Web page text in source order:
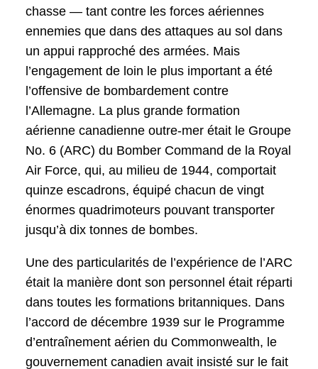
chasse — tant contre les forces aériennes
ennemies que dans des attaques au sol dans
un appui rapproché des armées. Mais
l’engagement de loin le plus important a été
l’offensive de bombardement contre
l’Allemagne. La plus grande formation
aérienne canadienne outre-mer était le Groupe
No. 6 (ARC) du Bomber Command de la Royal
Air Force, qui, au milieu de 1944, comportait
quinze escadrons, équipé chacun de vingt
énormes quadrimoteurs pouvant transporter
jusqu’à dix tonnes de bombes.
Une des particularités de l’expérience de l’ARC
était la manière dont son personnel était réparti
dans toutes les formations britanniques. Dans
l’accord de décembre 1939 sur le Programme
d’entraînement aérien du Commonwealth, le
gouvernement canadien avait insisté sur le fait